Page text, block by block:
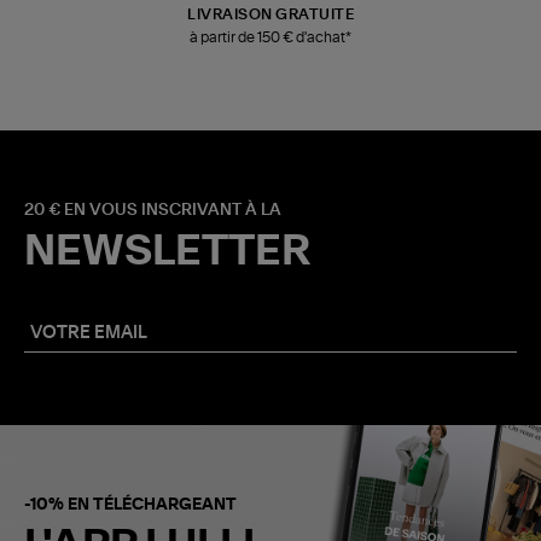
LIVRAISON GRATUITE
à partir de 150 € d'achat*
20 € EN VOUS INSCRIVANT À LA
NEWSLETTER
-10% EN TÉLÉCHARGEANT